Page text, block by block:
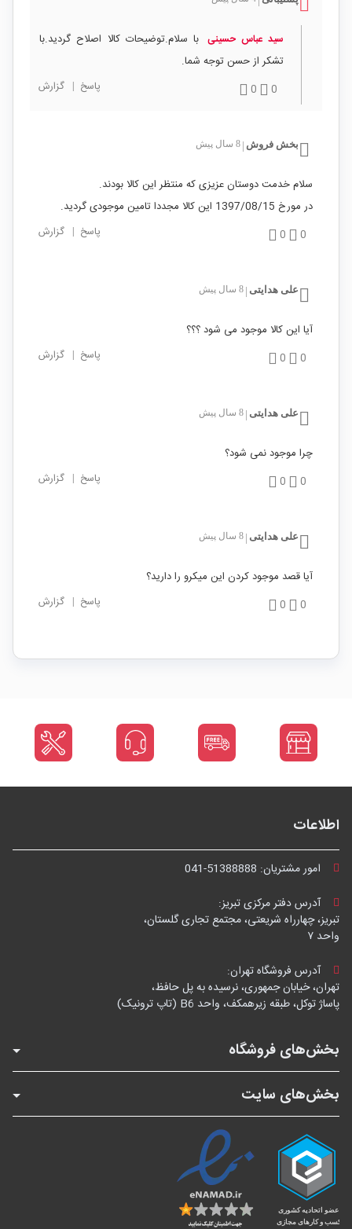
سید عباس حسینی با سلام.توضیحات کالا اصلاح گردید.با
تشکر از حسن توجه شما.
0
0 پاسخ | گزارش
بخش فروش 8 سال پیش
سلام خدمت دوستان عزیزی که منتظر این کالا بودند.
در مورخ 1397/08/15 این کالا مجددا تامین موجودی گردید.
0
0 پاسخ | گزارش
علی هدایتی 8 سال پیش
آیا این کالا موجود می شود ؟؟؟
0
0 پاسخ | گزارش
علی هدایتی 8 سال پیش
چرا موجود نمی شود؟
0
0 پاسخ | گزارش
علی هدایتی 8 سال پیش
آیا قصد موجود کردن این میکرو را دارید؟
0
0 پاسخ | گزارش
اطلاعات
امور مشتریان: 041-51388888
آدرس دفتر مرکزی تبریز:
تبریز، چهارراه شریعتی، مجتمع تجاری گلستان،
واحد ۷
آدرس فروشگاه تهران:
تهران، خیابان جمهوری، نرسیده به پل حافظ،
پاساژ توکل، طبقه زیرهمکف، واحد B6 (تاپ ترونیک)
بخش‌های فروشگاه
بخش‌های سایت